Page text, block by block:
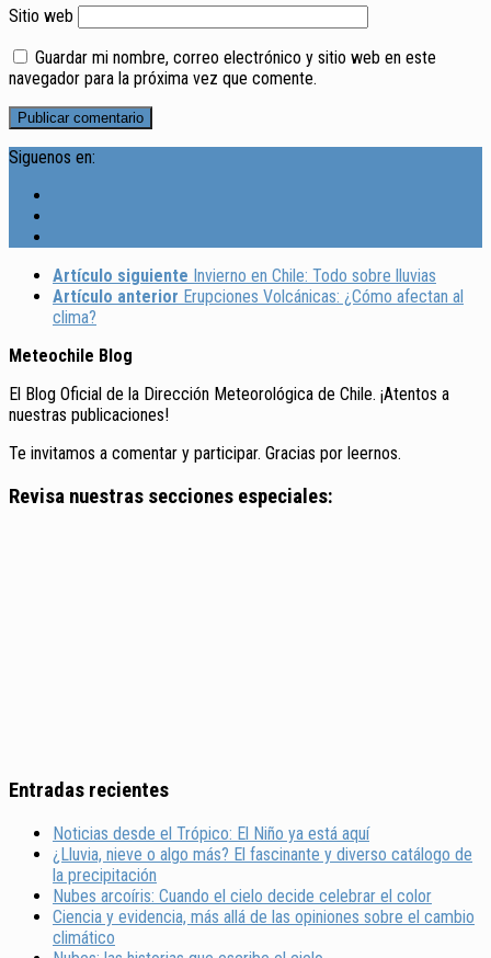
Sitio web
Guardar mi nombre, correo electrónico y sitio web en este
navegador para la próxima vez que comente.
Siguenos en:
Artículo siguiente Invierno en Chile: Todo sobre lluvias
Artículo anterior Erupciones Volcánicas: ¿Cómo afectan al
clima?
Meteochile Blog
El Blog Oficial de la Dirección Meteorológica de Chile. ¡Atentos a
nuestras publicaciones!
Te invitamos a comentar y participar. Gracias por leernos.
Revisa nuestras secciones especiales:
Entradas recientes
Noticias desde el Trópico: El Niño ya está aquí
¿Lluvia, nieve o algo más? El fascinante y diverso catálogo de
la precipitación
Nubes arcoíris: Cuando el cielo decide celebrar el color
Ciencia y evidencia, más allá de las opiniones sobre el cambio
climático